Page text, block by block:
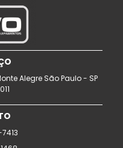
Alegre São Paulo - SP